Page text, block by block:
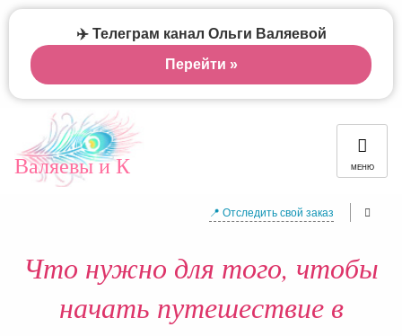
Валяевы и К МЕНЮ
📍 Отследить свой заказ
Что нужно для того, чтобы
начать путешествие в
✈️ Телеграм канал Ольги Валяевой
Перейти »